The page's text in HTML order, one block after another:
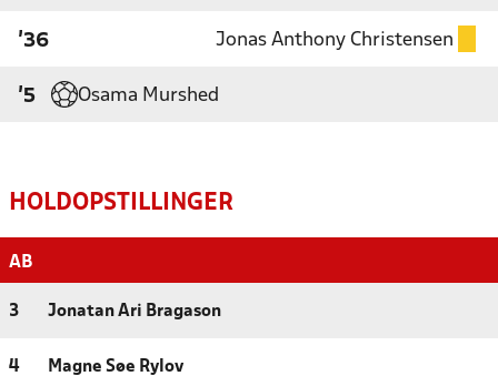
'36 Jonas Anthony Christensen
'5 Osama Murshed
HOLDOPSTILLINGER
AB
3 Jonatan Ari Bragason
4 Magne Søe Rylov